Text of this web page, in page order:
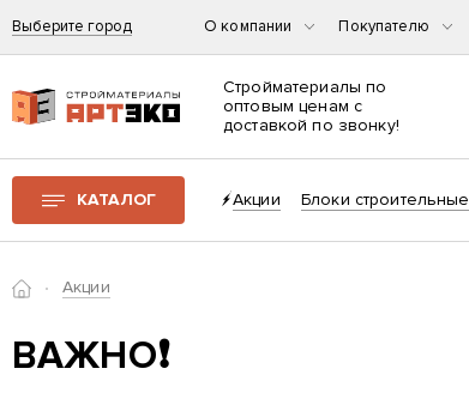
Выберите город О компании Покупателю
Интернет-магазин строительных материалов «АРТЭКО»
Стройматериалы по
оптовым ценам с
доставкой по звонку!
КАТАЛОГ Акции Блоки строительные
ГлавнаяАкции
ВАЖНО❗️